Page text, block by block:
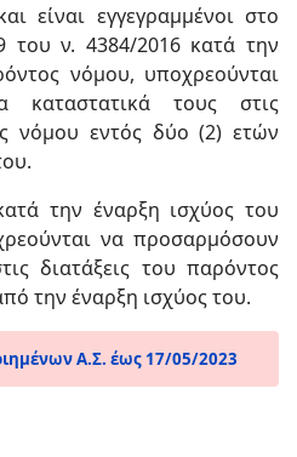
είναι εγγεγραμμένοι στο
ν. 4384/2016 κατά την
νόμου, υποχρεούνται
τους στις
νόμου εντός δύο (2) ετών
την έναρξη ισχύος του
να προσαρμόσουν
διατάξεις του παρόντος
την έναρξη ισχύος του.
Α.Σ. έως 17/05/2023